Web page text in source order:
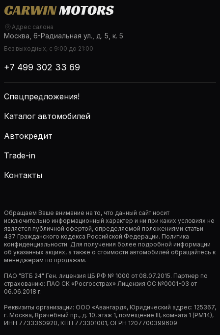
Адрес салона
Москва, 6-Радиальная ул., д. 5, к. 5
Без выходных, с 9:00 до 21:00
+7 499 302 33 69
Спецпредложения!
Каталог автомобилей
Автокредит
Trade-in
Контакты
Обращаем Ваше внимание на то, что данный сайт носит
исключительно информационный характер и ни при каких условиях не
является публичной офертой, определяемой положениями статьи
437 Гражданского кодекса Российской Федерации. Политика
конфиденциальности. Для получения более подробной информации
об указанных акциях, а также о стоимости автомобилей обращайтесь к
менеджерам по продажам.
ПАО "ВТБ 24" Ген. лицензия ЦБ РФ № 1000 от 08.07.2015. Партнер по
страхованию: ПАО СК «Росгосстрах» Лицензия ОС №0001-03 от
06.06.2018 г.
Реквизиты организации: ООО «Авангард», Юридический адрес: 125367,
г. Москва, Врачебный пр., д. 10, этаж 1, помещение III, комната 1 (РМ14),
ИНН 7733360920, КПП 773301001, ОГРН 1207700399609